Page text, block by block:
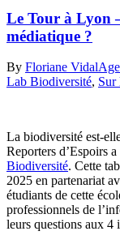
Le Tour à Lyon
médiatique ?
By Floriane Vidal
Lab Biodiversité, Sur
La biodiversité est-
Reporters d’Espoirs
Biodiversité. Cette
2025 en partenariat
étudiants de cette
professionnels de
leurs questions aux 4